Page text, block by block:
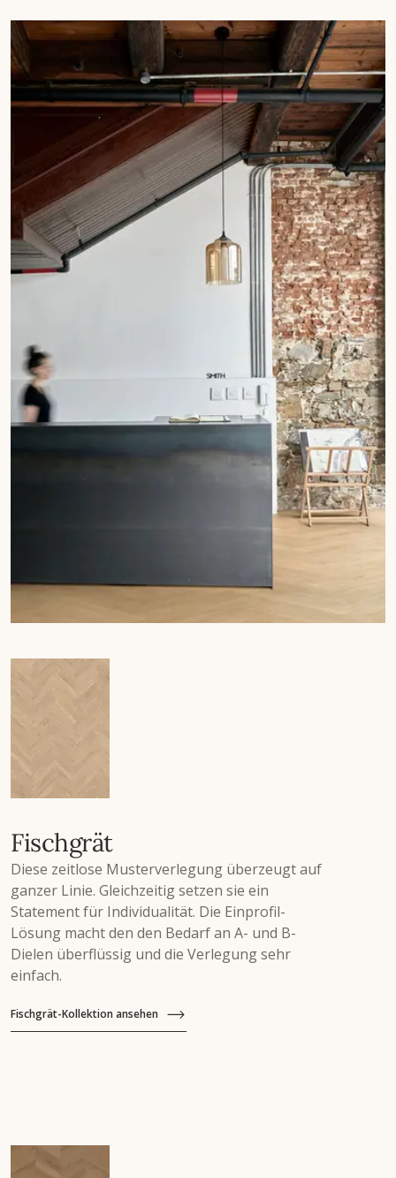
Fischgrät
Diese zeitlose Musterverlegung überzeugt auf
ganzer Linie. Gleichzeitig setzen sie ein
Statement für Individualität. Die Einprofil-
Lösung macht den den Bedarf an A- und B-
Dielen überflüssig und die Verlegung sehr
einfach.
Fischgrät-Kollektion ansehen